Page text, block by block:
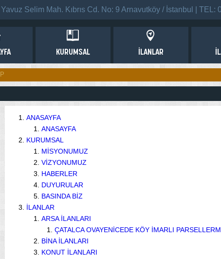
Selim Mah. Kıbrıs Cd. No: 9 Arnavutköy / İstanbul | TEL:
KURUMSAL İLANLAR
ANASAYFA
ANASAYFA
KURUMSAL
MİSYONUMUZ
VİZYONUMUZ
HABERLER
DUYURULAR
BASINDA BİZ
İLANLAR
ARSA İLANLARI
ÇATALCA OVAYENİCEDE KÖY İMARLI
BİNA İLANLARI
KONUT İLANLARI